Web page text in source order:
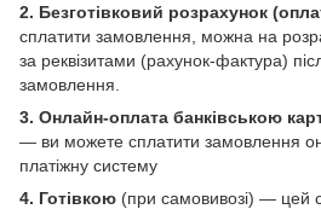
2. Безготівковий розрахунок
сплатити замовлення, можна на
за реквізитами (рахунок-фактура)
замовлення.
3. Онлайн-оплата банківською
— ви можете сплатити замовлення
платіжну систему
4. Готівкою (при самовивозі) — цей